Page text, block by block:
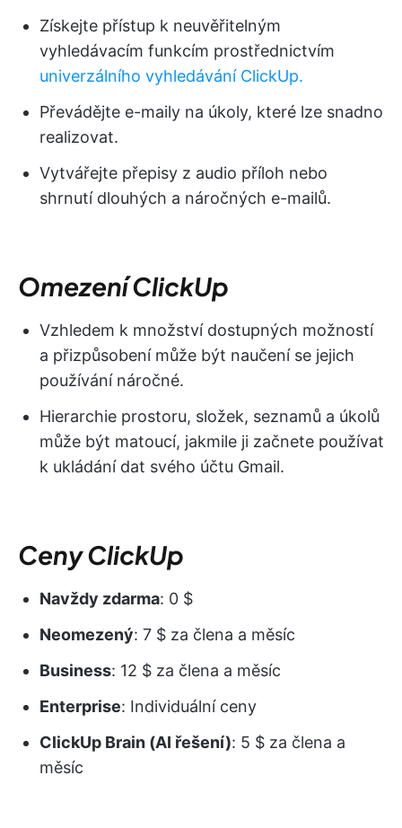
Získejte přístup k neuvěřitelným
vyhledávacím funkcím prostřednictvím
univerzálního vyhledávání ClickUp.
Převádějte e-maily na úkoly, které lze snadno
realizovat.
Vytvářejte přepisy z audio příloh nebo
shrnutí dlouhých a náročných e-mailů.
Omezení ClickUp
Vzhledem k množství dostupných možností
a přizpůsobení může být naučení se jejich
používání náročné.
Hierarchie prostoru, složek, seznamů a úkolů
může být matoucí, jakmile ji začnete používat
k ukládání dat svého účtu Gmail.
Ceny ClickUp
Navždy zdarma: 0 $
Neomezený: 7 $ za člena a měsíc
Business: 12 $ za člena a měsíc
Enterprise: Individuální ceny
ClickUp Brain (AI řešení): 5 $ za člena a
měsíc